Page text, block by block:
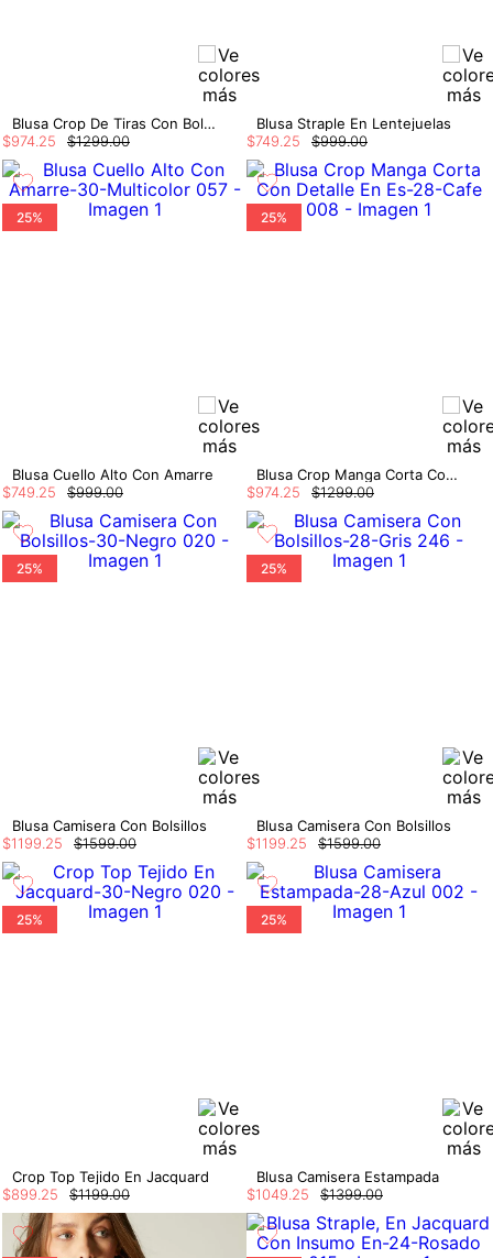
Blusa Crop De Tiras Con Bolsillos
$1299.00
$974.25
Blusa Straple En Lentejuelas
$999.00
$749.25
25%
Blusa Cuello Alto Con Amarre
$999.00
$749 25
25%
Blusa Crop Manga Corta Con Detalle En Es
$1299.00
$974 25
25%
Blusa Camisera Con Bolsillos
$1599.00
$1199 25
25%
Blusa Camisera Con Bolsillos
$1599.00
$1199 25
25%
Crop Top Tejido En Jacquard
$1199.00
$899 25
25%
Blusa Camisera Estampada
$1399.00
$1049 25